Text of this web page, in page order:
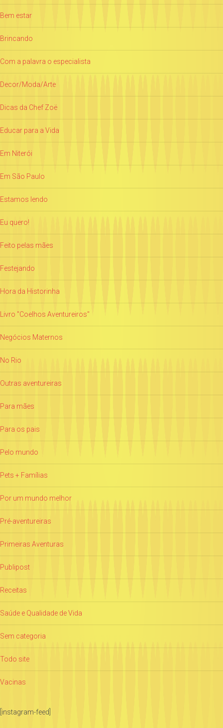
Bem estar
Brincando
Com a palavra o especialista
Decor/Moda/Arte
Dicas da Chef Zoë
Educar para a Vida
Em Niterói
Em São Paulo
Estamos lendo
Eu quero!
Feito pelas mães
Festejando
Hora da Historinha
Livro "Coelhos Aventureiros"
Negócios Maternos
No Rio
Outras aventureiras
Para mães
Para os pais
Pelo mundo
Pets + Famílias
Por um mundo melhor
Pré-aventureiras
Primeiras Aventuras
Publipost
Receitas
Saúde e Qualidade de Vida
Sem categoria
Todo site
Vacinas
[instagram-feed]